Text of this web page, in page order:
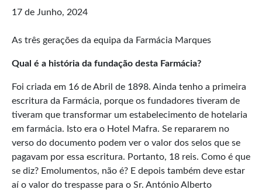
17 de Junho, 2024
As três gerações da equipa da Farmácia Marques
Qual é a história da fundação desta Farmácia?
Foi criada em 16 de Abril de 1898. Ainda tenho a primeira
escritura da Farmácia, porque os fundadores tiveram de
tiveram que transformar um estabelecimento de hotelaria
em farmácia. Isto era o Hotel Mafra. Se repararem no
verso do documento podem ver o valor dos selos que se
pagavam por essa escritura. Portanto, 18 reis. Como é que
se diz? Emolumentos, não é? E depois também deve estar
aí o valor do trespasse para o Sr. António Alberto